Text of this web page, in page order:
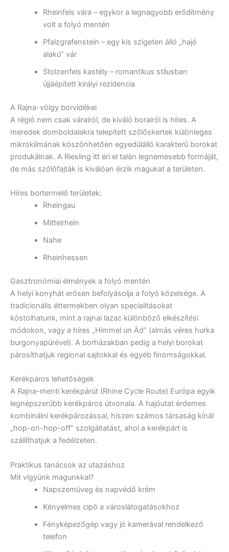
Rheinfels vára – egykor a legnagyobb erődítmény
volt a folyó mentén
Pfalzgrafenstein – egy kis szigeten álló „hajó
alakú” vár
Stolzenfels kastély – romantikus stílusban
újjáépített királyi rezidencia
A Rajna-völgy borvidékei
A régió nem csak várairól, de kiváló borairól is híres. A
meredek domboldalakra telepített szőlőskertek különleges
mikroklímának köszönhetően egyedülálló karakterű borokat
produkálnak. A Riesling itt éri el talán legnemesebb formáját,
de más szőlőfajták is kiválóan érzik magukat a területen.
Híres bortermelő területek:
Rheingau
Mittelrhein
Nahe
Rheinhessen
Gasztronómiai élmények a folyó mentén
A helyi konyhát erősen befolyásolja a folyó közelsége. A
tradicionális éttermekben olyan specialitásokat
kóstolhatunk, mint a rajnai lazac különböző elkészítési
módokon, vagy a híres „Himmel un Äd” (almás véres hurka
burgonyapürével). A borházakban pedig a helyi borokat
párosíthatjuk regional sajtokkal és egyéb finomságokkal.
Kerékpáros lehetőségek
A Rajna-menti kerékpárút (Rhine Cycle Route) Európa egyik
legnépszerűbb kerékpáros útvonala. A hajóutat érdemes
kombinálni kerékpározással, hiszen számos társaság kínál
„hop-on-hop-off” szolgáltatást, ahol a kerékpárt is
szállíthatjuk a fedélzeten.
Praktikus tanácsok az utazáshoz
Mit vigyünk magunkkal?
Napszemüveg és napvédő krém
Kényelmes cipő a városlátogatásokhoz
Fényképezőgép vagy jó kamerával rendelkező
telefon